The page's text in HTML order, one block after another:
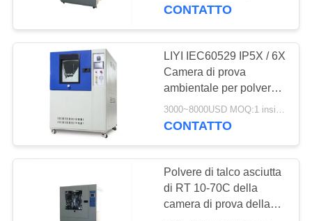
camera di prova di
invecchiamento
64
CONTATTO
LIYI IEC60529 IP5X / 6X
Camera di prova
ambientale per polvere
di sabbia da 125 litri
3000~8000USD MOQ:1 insieme
CONTATTO
Polvere di talco asciutta
di RT 10-70C della
camera di prova della